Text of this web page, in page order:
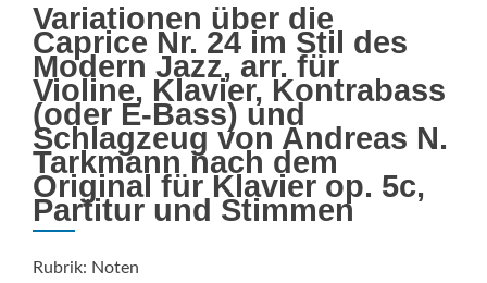
Variationen über die
Caprice Nr. 24 im Stil des
Modern Jazz, arr. für
Violine, Klavier, Kontrabass
(oder E-Bass) und
Schlagzeug von Andreas N.
Tarkmann nach dem
Original für Klavier op. 5c,
Partitur und Stimmen
Rubrik: Noten